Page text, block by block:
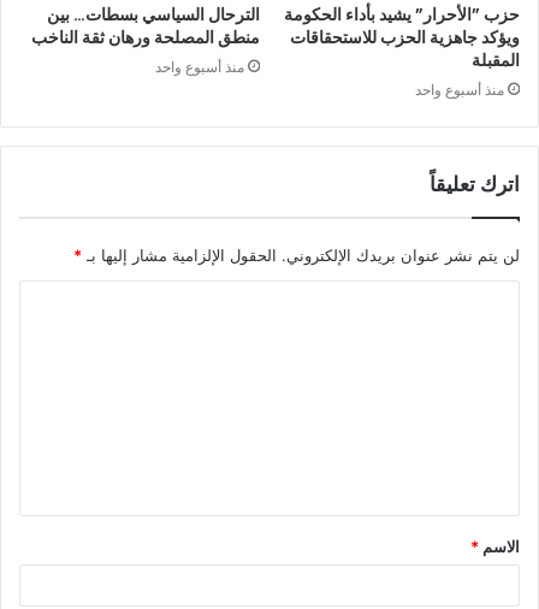
حزب ”الأحرار” يشيد بأداء الحكومة
ويؤكد جاهزية الحزب للاستحقاقات
المقبلة
منذ أسبوع واحد
الترحال السياسي بسطات… بين
منطق المصلحة ورهان ثقة الناخب
منذ أسبوع واحد
اترك تعليقاً
لن يتم نشر عنوان بريدك الإلكتروني. الحقول الإلزامية مشار إليها بـ *
ق
*
الاسم *